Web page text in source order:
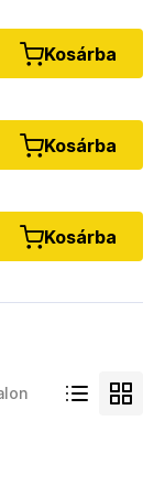
Kosárba
Kosárba
Kosárba